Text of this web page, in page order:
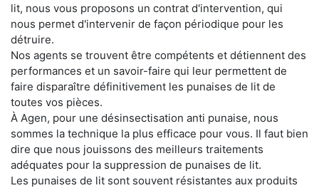
lit, nous vous proposons un contrat d'intervention, qui
nous permet d'intervenir de façon périodique pour les
détruire.
Nos agents se trouvent être compétents et détiennent des
performances et un savoir-faire qui leur permettent de
faire disparaître définitivement les punaises de lit de
toutes vos pièces.
À Agen, pour une désinsectisation anti punaise, nous
sommes la technique la plus efficace pour vous. Il faut bien
dire que nous jouissons des meilleurs traitements
adéquates pour la suppression de punaises de lit.
Les punaises de lit sont souvent résistantes aux produits